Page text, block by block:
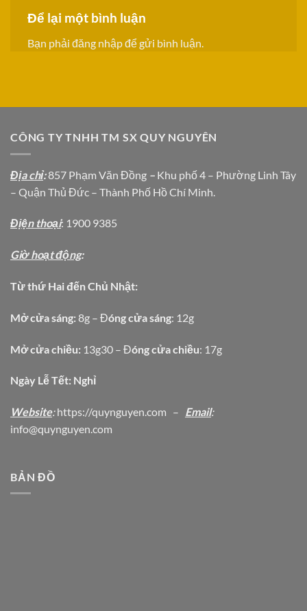
Để lại một bình luận
Bạn phải đăng nhậpđể gửi bình luận.
CÔNG TY TNHH TM SX QUY NGUYÊN
Địa chỉ:857 Phạm Văn Đồng – Khu phố 4 – Phường Linh Tây
– Quận Thủ Đức – Thành Phố Hồ Chí Minh.
Địện thoại: 1900 9385
Giờ hoạt động:
Từ thứ Hai đến Chủ Nhật:
Mở cửa sáng: 8g – Đóng cửa sáng: 12g
Mở cửa chiều: 13g30 – Đóng cửa chiều: 17g
Ngày Lễ Tết: Nghỉ
Website:https://quynguyen.com – Email:
info@quynguyen.com
BẢN ĐỒ